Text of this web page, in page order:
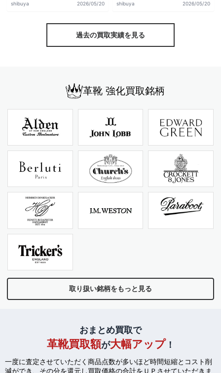
shibuya 2026/05/20 shibuya 2026/05/20
過去の買取実績を見る
革靴 強化買取銘柄
取り扱い銘柄をもっと見る
おまとめ買取で
革靴買取額が大幅アップ！
一度に査定させていただく商品点数が多いほど時間短縮とコスト削
減ができ、 その分を還元し買取価格の合計をＵＰさせていただきま